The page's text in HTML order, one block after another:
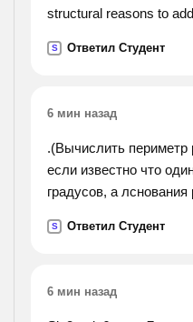
structural reasons to
reinforced-concrete
provided by a more or
brick or concrete vault.
very extravagant use of
expenditure of effort, so
construction. the second
reinforced-concrete
greater
S Ответил Студент
6 мин назад
.(Вычислить периметр
если известно что
градусов, а
S Ответил Студент
6 мин назад